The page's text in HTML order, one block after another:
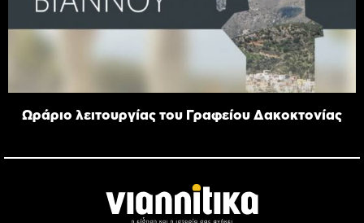
Ωράριο λειτουργίας του Γραφείου Δακοκτονίας